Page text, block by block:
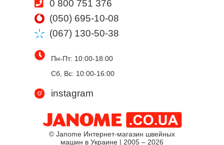
0 800 751 376
(050) 695-10-08
(067) 130-50-38
Пн-Пт: 10:00-18:00
Сб, Вс: 10:00-16:00
instagram
© Janome Интернет-магазин швейных
машин в Украине | 2005 – 2026